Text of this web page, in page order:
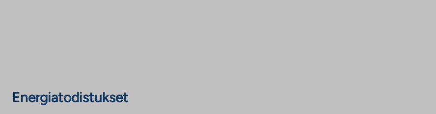
Energiatodistukset